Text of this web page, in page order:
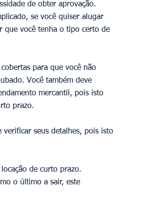
de obter aprovação.
se você quiser alugar
que você tenha o tipo certo de
para que você não
Você também deve
mercantil, pois isto
prazo.
seus detalhes, pois isto
de curto prazo.
o último a sair, este